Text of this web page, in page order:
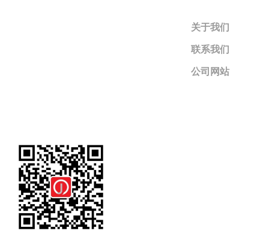
关于我们
联系我们
公司网站